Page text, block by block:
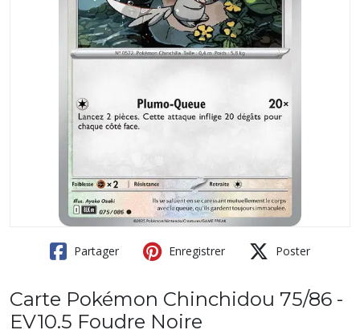
Partager Enregistrer Poster
Carte Pokémon Chinchidou 75/86 -
EV10.5 Foudre Noire